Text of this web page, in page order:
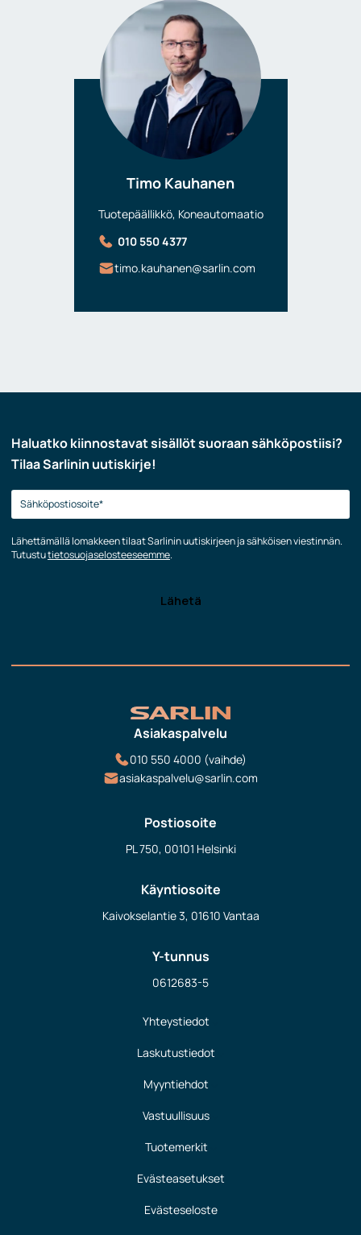
Timo Kauhanen
Tuotepäällikkö, Koneautomaatio
010 550 4377
timo.kauhanen@sarlin.com
Haluatko kiinnostavat sisällöt suoraan sähköpostiisi?
Tilaa Sarlinin uutiskirje!
Lähettämällä lomakkeen tilaat Sarlinin uutiskirjeen ja sähköisen viestinnän.
Tutustutietosuojaselosteeseemme.
Asiakaspalvelu
010 550 4000 (vaihde)
asiakaspalvelu@sarlin.com
Postiosoite
PL 750, 00101 Helsinki
Käyntiosoite
Kaivokselantie 3, 01610 Vantaa
Y-tunnus
0612683-5
Yhteystiedot
Laskutustiedot
Myyntiehdot
Vastuullisuus
Tuotemerkit
Evästeasetukset
Evästeseloste